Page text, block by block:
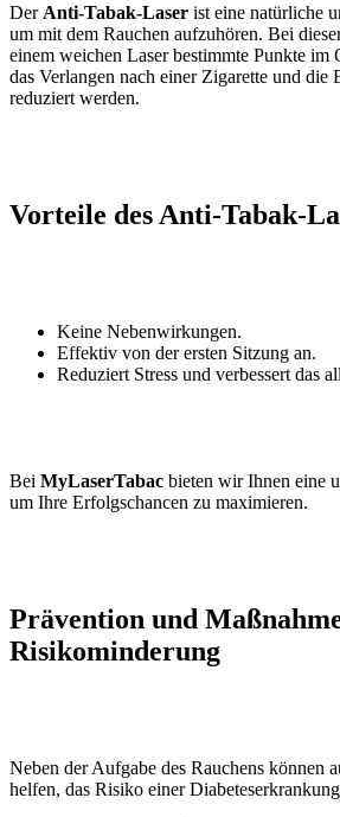
Der Anti-Tabak-Laser ist eine natürliche
um mit dem Rauchen aufzuhören. Bei
einem weichen Laser bestimmte Punkte
das Verlangen nach einer Zigarette und die
reduziert werden.
Vorteile des Anti-Tabak-
Keine Nebenwirkungen.
Effektiv von der ersten Sitzung an.
Reduziert Stress und verbessert das
Bei MyLaserTabac bieten wir Ihnen eine
um Ihre Erfolgschancen zu maximieren.
Prävention und
Risikominderung
Neben der Aufgabe des Rauchens können
helfen, das Risiko einer